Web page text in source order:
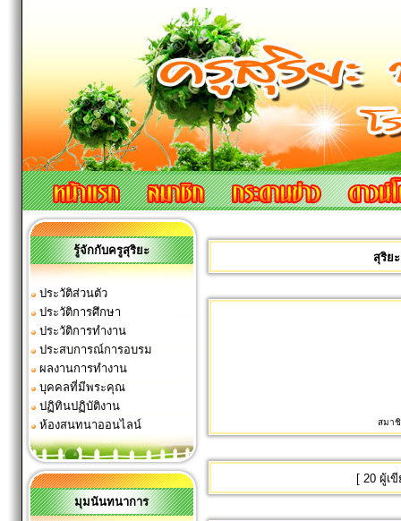
รู้จักกับครูสุริยะ
ประวัติส่วนตัว
ประวัติการศึกษา
ประวัติการทำงาน
ประสบการณ์การอบรม
ผลงานการทำงาน
บุคคลที่มีพระคุณ
ปฏิทินปฏิบัติงาน
ห้องสนทนาออนไลน์
มุมนันทนาการ
สุริย
สมาชิ
[ 20 ผู้เ